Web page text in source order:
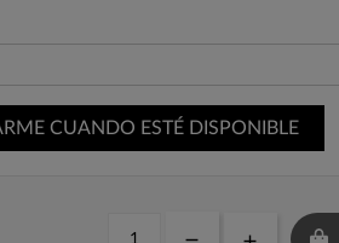
CUANDO ESTÉ DISPONIBLE